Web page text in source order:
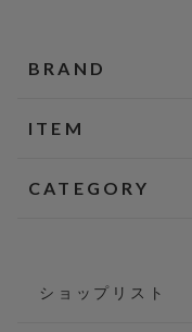
BRAND
ITEM
CATEGORY
ショップリスト